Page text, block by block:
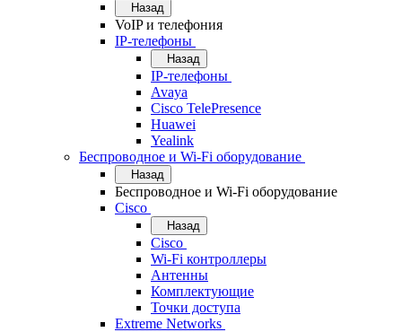
Назад
VoIP и телефония
IP-телефоны
Назад
IP-телефоны
Avaya
Cisco TelePresence
Huawei
Yealink
Беспроводное и Wi-Fi оборудование
Назад
Беспроводное и Wi-Fi оборудование
Cisco
Назад
Cisco
Wi-Fi контроллеры
Антенны
Комплектующие
Точки доступа
Extreme Networks